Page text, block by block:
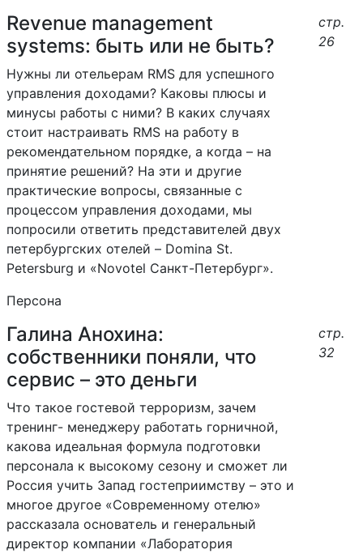
Revenue management
systems: быть или не быть?
Нужны ли отельерам RMS для успешного
управления доходами? Каковы плюсы и
минусы работы с ними? В каких случаях
стоит настраивать RMS на работу в
рекомендательном порядке, а когда – на
принятие решений? На эти и другие
практические вопросы, связанные с
процессом управления доходами, мы
попросили ответить представителей двух
петербургских отелей – Domina St.
Petersburg и «Novotel Санкт-Петербург».
стр.
26
Персона
Галина Анохина:
собственники поняли, что
сервис – это деньги
Что такое гостевой терроризм, зачем
тренинг- менеджеру работать горничной,
какова идеальная формула подготовки
персонала к высокому сезону и сможет ли
Россия учить Запад гостеприимству – это и
многое другое «Современному отелю»
рассказала основатель и генеральный
директор компании «Лаборатория
стр.
32